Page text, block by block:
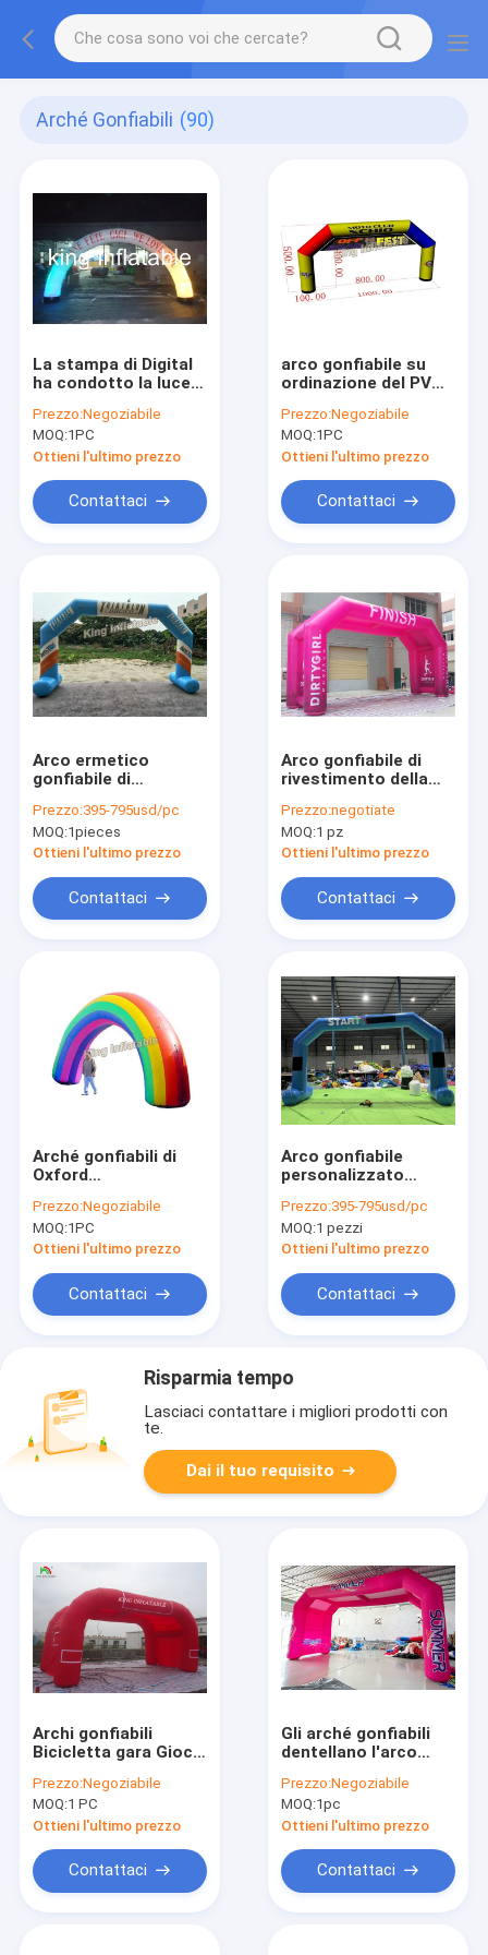
Arché Gonfiabili (90)
La stampa di Digital
ha condotto la luce
materiale di
pubblicità del
tessuto di Oxford per
la promozione
Prezzo:Negoziabile
MOQ:1PC
Ottieni l'ultimo prezzo
Contattaci
arco gonfiabile su
ordinazione del PVC
miscela di 10m*5m
grande/pubblicità
gonfiabile
Prezzo:Negoziabile
MOQ:1PC
Ottieni l'ultimo prezzo
Contattaci
Arco ermetico
gonfiabile di
gonfiabile su
ordinazione con il
materiale del PVC
Prezzo:395-795usd/pc
MOQ:1pieces
Ottieni l'ultimo prezzo
Contattaci
Arco gonfiabile di
rivestimento della
con completamente
attività di
stampa/uso di sport
Prezzo:negotiate
MOQ:1 pz
Ottieni l'ultimo prezzo
Contattaci
Arché gonfiabili di
Oxford
variopinto del
tessuto per l'entrata
di evento
Prezzo:Negoziabile
MOQ:1PC
Ottieni l'ultimo prezzo
Contattaci
Arco gonfiabile
personalizzato
esterno Arco
gonfiabile Arco
d'ingresso Arco della
Maratona Arco
Prezzo:395-795usd/pc
MOQ:1 pezzi
Ottieni l'ultimo prezzo
Contattaci
Risparmia tempo
Lasciaci contattare i migliori prodotti con
te.
Dai il tuo requisito
Archi gonfiabili
Bicicletta gara Gioco
Linea di arrivo Arco
Tenda di ombrello
arco
Prezzo:Negoziabile
MOQ:1 PC
Ottieni l'ultimo prezzo
Contattaci
Gli arché gonfiabili
dentellano l'arco
di inizio del gioco di
sport della corsa di
bicicletta
Prezzo:Negoziabile
MOQ:1pc
Ottieni l'ultimo prezzo
Contattaci